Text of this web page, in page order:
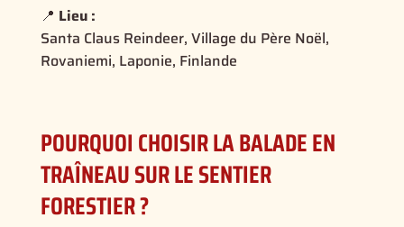
📍 Lieu :
Santa Claus Reindeer, Village du Père Noël,
Rovaniemi, Laponie, Finlande
POURQUOI CHOISIR LA BALADE EN
TRAÎNEAU SUR LE SENTIER
FORESTIER ?